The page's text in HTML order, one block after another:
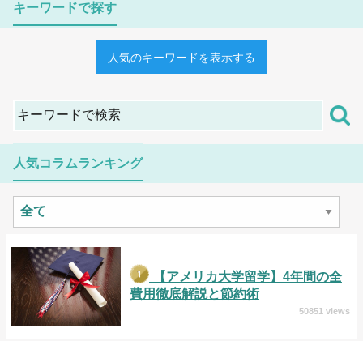
キーワードで探す
人気のキーワードを表示する
人気コラムランキング
【アメリカ大学留学】4年間の全
費用徹底解説と節約術
50851 views